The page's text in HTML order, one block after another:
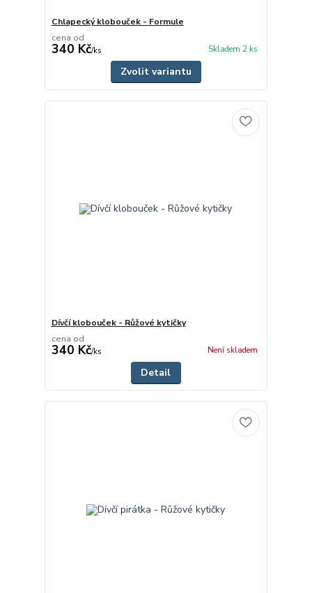
Chlapecký klobouček - Formule
cena od
340 Kč/ks Skladem 2 ks
Zvolit variantu
Dívčí klobouček - Růžové kytičky
cena od
340 Kč/ks Není skladem
Detail